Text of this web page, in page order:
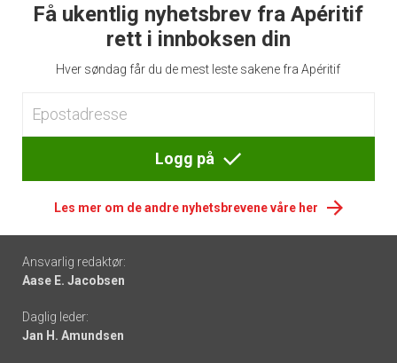
Få ukentlig nyhetsbrev fra Apéritif
rett i innboksen din
Hver søndag får du de mest leste sakene fra Apéritif
Logg på
Les mer om de andre nyhetsbrevene våre her
Footer
-
links
Ansvarlig redaktør:
Aase E. Jacobsen
Daglig leder:
Jan H. Amundsen